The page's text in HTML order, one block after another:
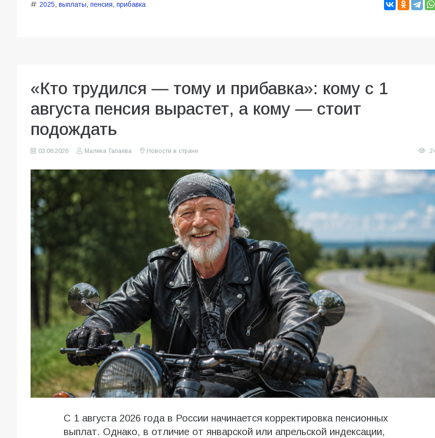
2025, выплаты, пенсия, прибавка
«Кто трудился — тому и прибавка»: кому с 1
августа пенсия вырастет, а кому — стоит
подождать
03.08.2026 Малика Тапаева Новости в стране
С 1 августа 2026 года в России начинается корректировка пенсионных
выплат. Однако, в отличие от январской или апрельской индексации,